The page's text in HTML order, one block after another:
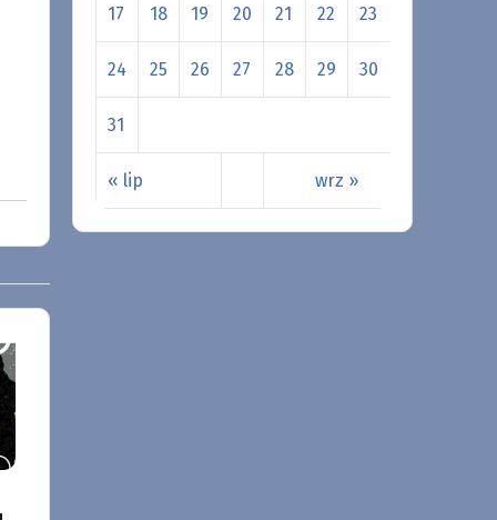
« lip wrz »
17 18 19 20 21 22 23
24 25 26 27 28 29 30
31